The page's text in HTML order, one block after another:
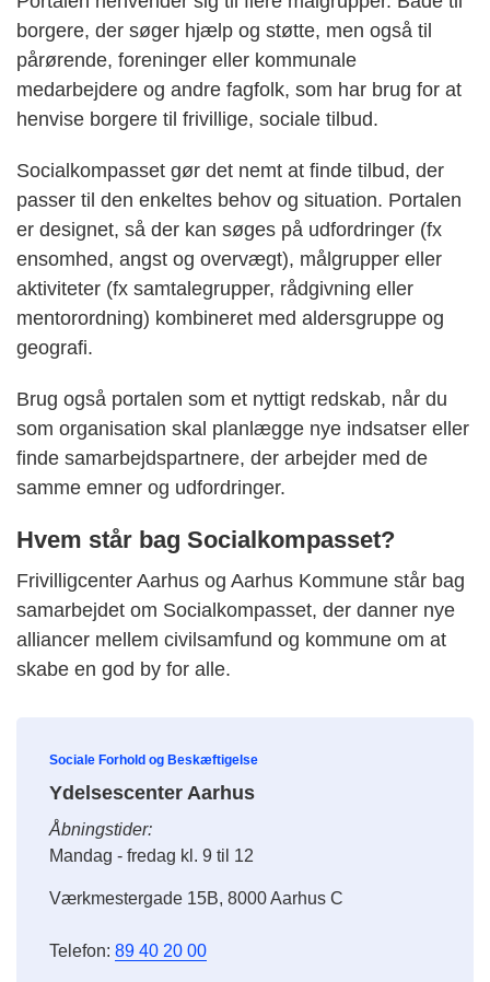
borgere, der søger hjælp og støtte, men også til
pårørende, foreninger eller kommunale
medarbejdere og andre fagfolk, som har brug for at
henvise borgere til frivillige, sociale tilbud.
Socialkompasset gør det nemt at finde tilbud, der
passer til den enkeltes behov og situation. Portalen
er designet, så der kan søges på udfordringer (fx
ensomhed, angst og overvægt), målgrupper eller
aktiviteter (fx samtalegrupper, rådgivning eller
mentorordning) kombineret med aldersgruppe og
geografi.
Brug også portalen som et nyttigt redskab, når du
som organisation skal planlægge nye indsatser eller
finde samarbejdspartnere, der arbejder med de
samme emner og udfordringer.
Hvem står bag Socialkompasset?
Frivilligcenter Aarhus og Aarhus Kommune står bag
samarbejdet om Socialkompasset, der danner nye
alliancer mellem civilsamfund og kommune om at
skabe en god by for alle.
Sociale Forhold og Beskæftigelse
Ydelsescenter Aarhus
Åbningstider:
Mandag - fredag kl. 9 til 12
Værkmestergade 15B, 8000 Aarhus C
Telefon: 89 40 20 00